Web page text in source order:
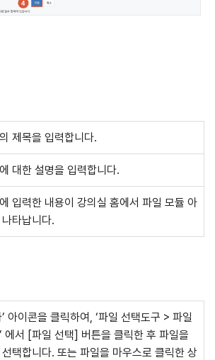
제목을 입력합니다.
대한 설명을 입력합니다.
입력한 내용이 강의실 홈에서 파일 모듈 아
타납니다.
’ 아이콘을 클릭하여, ‘파일 선택도구 > 파일
에서 [파일 선택] 버튼을 클릭한 후 파일을
택합니다. 또는 파일을 마우스로 클릭한 상